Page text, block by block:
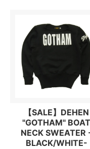
【SALE】DEHEN
"GOTHAM" BOAT
NECK SWEATER
BLACK/WHITE-